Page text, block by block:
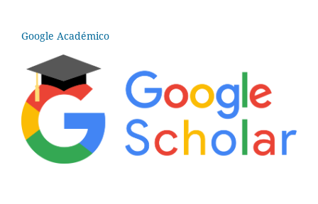
Google Académico